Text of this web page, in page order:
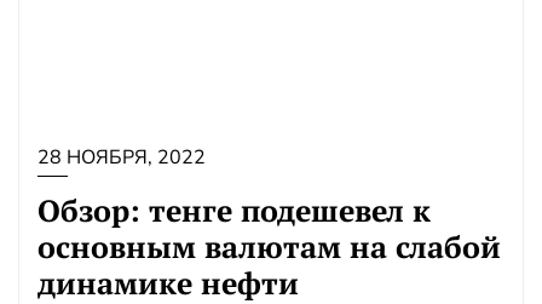
28 НОЯБРЯ, 2022
Обзор: тенге подешевел к
основным валютам на слабой
динамике нефти